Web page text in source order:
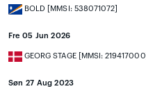
BOLD [MMSI: 538071072]
Fre 05 Jun 2026
GEORG STAGE [MMSI: 219417000]
Søn 27 Aug 2023